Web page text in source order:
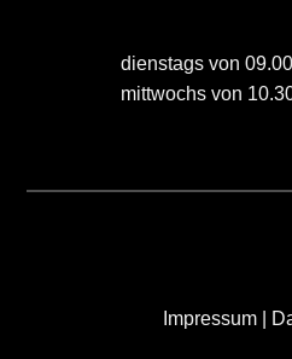
dienstags von
mittwochs von
Impressum|